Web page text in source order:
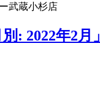
武蔵小杉店
: 2022年2月」